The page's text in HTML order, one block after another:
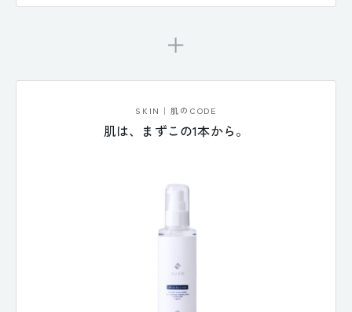
＋
SKIN｜肌のCODE
肌は、まずこの1本から。